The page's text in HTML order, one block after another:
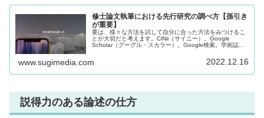
修士論文執筆における先行研究の調べ方【孫引き
が重要】
要は、様々な方法を試して自分に合った方法をみつけるこ
とが大切だと考えます。CiNii（サイニー）。Google
Scholar（グーグル・スカラー）。Google検索。学術誌の
www.sugimedia.com 2022.12.16
説得力のある論述の仕方